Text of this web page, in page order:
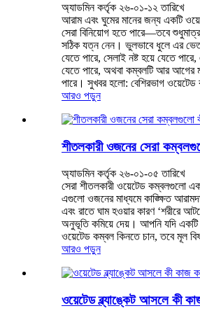
অ্যাডমিন কর্তৃক ২৬-০১-১২ তারিখে
আরাম এবং ঘুমের মানের জন্য একটি
সেরা বিনিয়োগ হতে পারে—তবে
সঠিক যত্ন নেন। ভুলভাবে ধুলে এর
যেতে পারে, সেলাই নষ্ট হয়ে যেতে
যেতে পারে, অথবা কম্বলটি আর আগের
পারে। সুখবর হলো: বেশিরভাগ
আরও পড়ুন
শীতলকারী ওজনের সেরা
অ্যাডমিন কর্তৃক ২৬-০১-০৫ তারিখে
সেরা শীতলকারী ওয়েটেড কম্বলগুলো
এগুলো ওজনের মাধ্যমে কাঙ্ক্ষিত
এবং রাতে ঘাম হওয়ার কারণ ‘শরীরে
অনুভূতি কমিয়ে দেয়। আপনি যদি একটি
ওয়েটেড কম্বল কিনতে চান, তবে মূল
আরও পড়ুন
ওয়েটেড ব্ল্যাঙ্কেট আসলে কী